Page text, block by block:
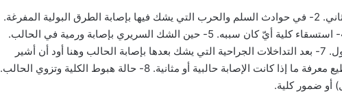
1- تشخيص الحالة السليمة للمرور الكلوي المثاني. 2- في حوادث السلم والحرب التي يشك فيها بإصابة الطرق البولية المفرغة.
3- وجود قصة تشير لحصاة حويضة أو حالب. 4- استسقاء كلية أيّ كان سببه. 5- حين الشك السريري بإصابة ورمية في الحالب.
6- أورام المثانة خاصة القريبة من صماخي البول. 7- بعد التداخلات الجراحية التي يشك بعدها بإصابة الحالب وهنا أود أن أشير
إلى أنه في حالة الناسور البولي المهبلي نستطيع معرفة ما إذا كانت الإصابة حالبية أو مثانية. 8- حالة هبوط الكلية وتزوي الحالب.